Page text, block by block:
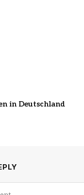
in Deutschland